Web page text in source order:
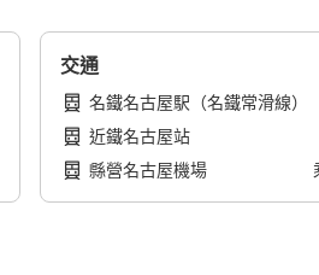
交通
名鐵名古屋駅（名鐵常滑線）
近鐵名古屋站
縣營名古屋機場